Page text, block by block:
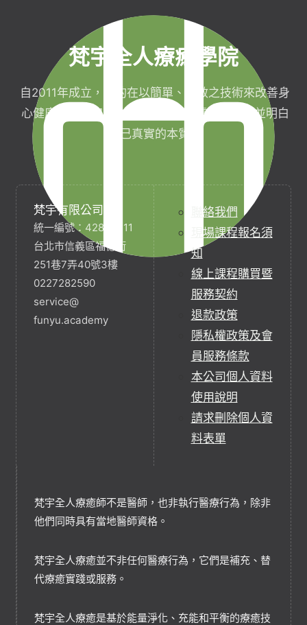
梵宇全人療癒學院
自2011年成立，目的在以簡單、有效之技術來改善身
心健康，協助完成生命目標與實現靈性生活，並明白
自己真實的本質。
梵宇有限公司
統一編號：42854211
台北市信義區福德街
251巷7弄40號3樓
0227282590
service@
funyu.academy
聯絡我們
現場課程報名須
知
線上課程購買暨
服務契約
退款政策
隱私權政策及會
員服務條款
本公司個人資料
使用說明
請求刪除個人資
料表單
梵宇全人療癒師不是醫師，也非執行醫療行為，除非
他們同時具有當地醫師資格。
梵宇全人療癒並不非任何醫療行為，它們是補充、替
代療癒實踐或服務。
梵宇全人療癒是基於能量淨化、充能和平衡的療癒技